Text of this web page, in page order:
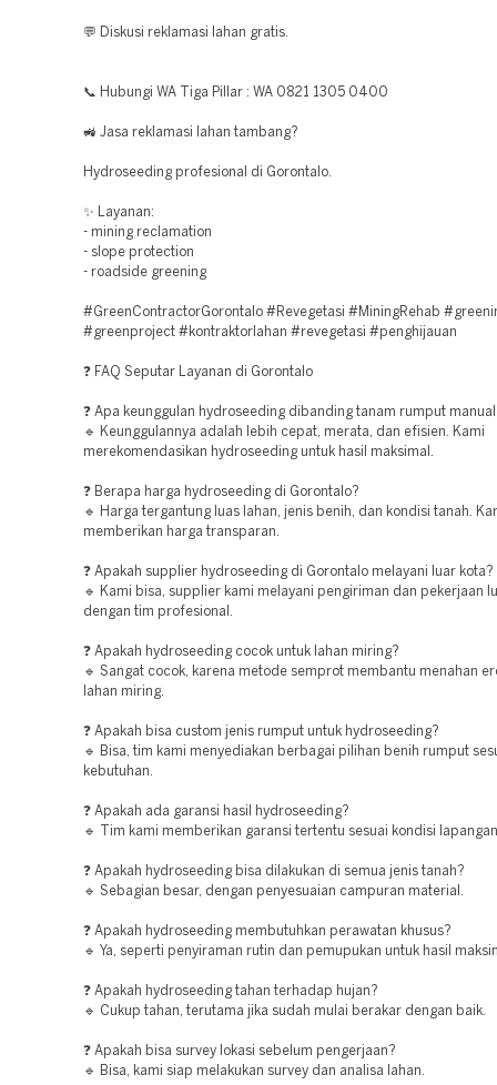
💬 Diskusi reklamasi lahan gratis.
📞 Hubungi WA Tiga Pillar : WA 0821 1305 0400
🚜 Jasa reklamasi lahan tambang?
Hydroseeding profesional di Gorontalo.
✨ Layanan:
- mining reclamation
- slope protection
- roadside greening
#GreenContractorGorontalo #Revegetasi #MiningRehab
#greenproject #kontraktorlahan #revegetasi #penghijauan
❓ FAQ Seputar Layanan di Gorontalo
❓ Apa keunggulan hydroseeding dibanding tanam rumput
🔹 Keunggulannya adalah lebih cepat, merata, dan efisien. Kami
merekomendasikan hydroseeding untuk hasil maksimal.
❓ Berapa harga hydroseeding di Gorontalo?
🔹 Harga tergantung luas lahan, jenis benih, dan kondisi tanah.
memberikan harga transparan.
❓ Apakah supplier hydroseeding di Gorontalo melayani luar kota?
🔹 Kami bisa, supplier kami melayani pengiriman dan pekerjaan
dengan tim profesional.
❓ Apakah hydroseeding cocok untuk lahan miring?
🔹 Sangat cocok, karena metode semprot membantu menahan
lahan miring.
❓ Apakah bisa custom jenis rumput untuk hydroseeding?
🔹 Bisa, tim kami menyediakan berbagai pilihan benih rumput
kebutuhan.
❓ Apakah ada garansi hasil hydroseeding?
🔹 Tim kami memberikan garansi tertentu sesuai kondisi
❓ Apakah hydroseeding bisa dilakukan di semua jenis tanah?
🔹 Sebagian besar, dengan penyesuaian campuran material.
❓ Apakah hydroseeding membutuhkan perawatan khusus?
🔹 Ya, seperti penyiraman rutin dan pemupukan untuk hasil
❓ Apakah hydroseeding tahan terhadap hujan?
🔹 Cukup tahan, terutama jika sudah mulai berakar dengan baik.
❓ Apakah bisa survey lokasi sebelum pengerjaan?
🔹 Bisa, kami siap melakukan survey dan analisa lahan.